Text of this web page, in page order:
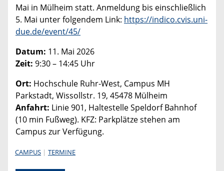
Mai in Mülheim statt. Anmeldung bis einschließlich
5. Mai unter folgendem Link: https://indico.cvis.uni-
due.de/event/45/
Datum: 11. Mai 2026
Zeit: 9:30 – 14:45 Uhr
Ort: Hochschule Ruhr-West, Campus MH
Parkstadt, Wissollstr. 19, 45478 Mülheim
Anfahrt: Linie 901, Haltestelle Speldorf Bahnhof
(10 min Fußweg). KFZ: Parkplätze stehen am
Campus zur Verfügung.
CAMPUS TERMINE